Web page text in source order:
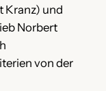
Kranz) und
Norbert
von der